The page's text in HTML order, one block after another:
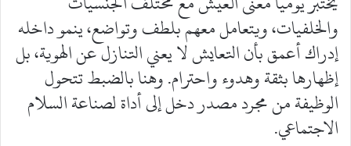
والخلفيات، ويتعامل معهم بلطف وتواضع، ينمو داخله
إدراك أعمق بأن التعايش لا يعني التنازل عن الهوية، بل
إظهارها بثقة وهدوء واحترام. وهنا بالضبط تتحول
الوظيفة من مجرد مصدر دخل إلى أداة لصناعة السلام
الاجتماعي.